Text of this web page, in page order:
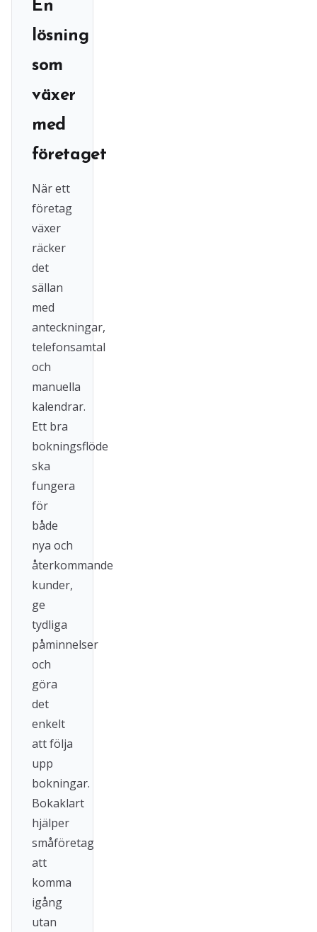
En
lösning
som
växer
med
företaget
När ett
företag
växer
räcker
det
sällan
med
anteckningar,
telefonsamtal
och
manuella
kalendrar.
Ett bra
bokningsflöde
ska
fungera
för
både
nya och
återkommande
kunder,
ge
tydliga
påminnelser
och
göra
det
enkelt
att följa
upp
bokningar.
Bokaklart
hjälper
småföretag
att
komma
igång
utan